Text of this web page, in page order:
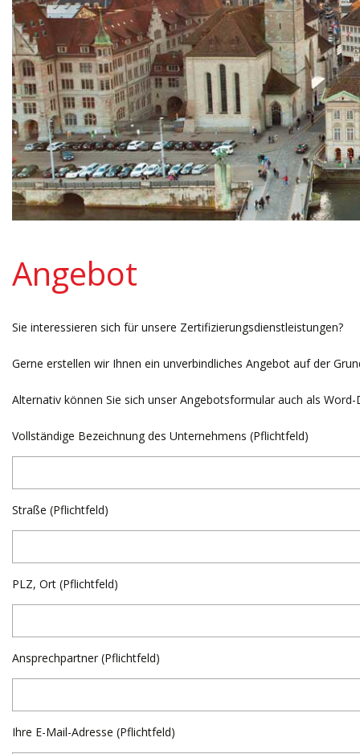
Angebot
Sie interessieren sich für unsere Zertifizierungsdienstleistungen?
Gerne erstellen wir Ihnen ein unverbindliches Angebot auf der
Alternativ können Sie sich unser Angebotsformular auch als
Vollständige Bezeichnung des Unternehmens (Pflichtfeld)
Straße (Pflichtfeld)
PLZ, Ort (Pflichtfeld)
Ansprechpartner (Pflichtfeld)
Ihre E-Mail-Adresse (Pflichtfeld)